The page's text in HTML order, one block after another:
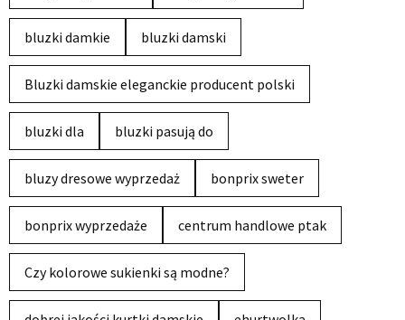
bluzki damkie bluzki damski
Bluzki damskie eleganckie producent polski
bluzki dla bluzki pasują do
bluzy dresowe wyprzedaż bonprix sweter
bonprix wyprzedaże centrum handlowe ptak
Czy kolorowe sukienki są modne?